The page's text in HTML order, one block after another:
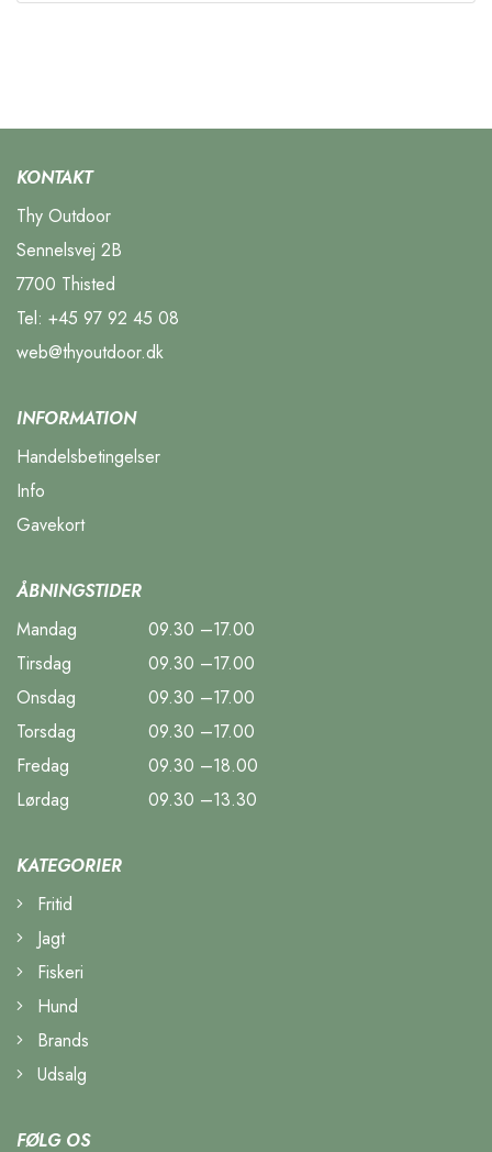
KONTAKT
Thy Outdoor
Sennelsvej 2B
7700 Thisted
Tel: +45 97 92 45 08
web@thyoutdoor.dk
INFORMATION
Handelsbetingelser
Info
Gavekort
ÅBNINGSTIDER
Mandag
09.30 –17.00
Tirsdag
09.30 –17.00
Onsdag
09.30 –17.00
Torsdag
09.30 –17.00
Fredag
09.30 –18.00
Lørdag
09.30 –13.30
KATEGORIER
Fritid
Jagt
Fiskeri
Hund
Brands
Udsalg
FØLG OS